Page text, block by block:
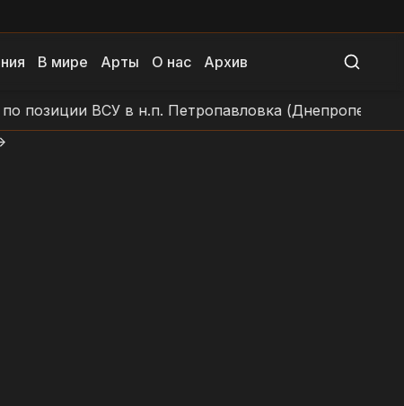
В мире Арты О нас Архив
ВСУ в н.п. Петропавловка (Днепропетровская